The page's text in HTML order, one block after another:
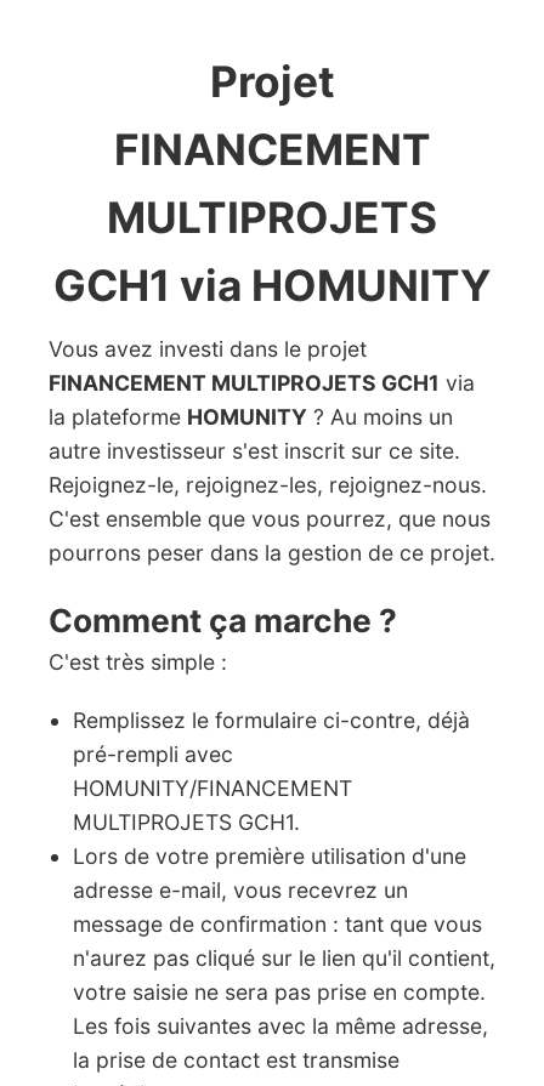
Projet
FINANCEMENT
MULTIPROJETS
GCH1 via HOMUNITY
Vous avez investi dans le projet
FINANCEMENT MULTIPROJETS GCH1 via
la plateforme HOMUNITY ? Au moins un
autre investisseur s'est inscrit sur ce site.
Rejoignez-le, rejoignez-les, rejoignez-nous.
C'est ensemble que vous pourrez, que nous
pourrons peser dans la gestion de ce projet.
Comment ça marche ?
C'est très simple :
Remplissez le formulaire ci-contre, déjà
pré-rempli avec
HOMUNITY/FINANCEMENT
MULTIPROJETS GCH1.
Lors de votre première utilisation d'une
adresse e-mail, vous recevrez un
message de confirmation : tant que vous
n'aurez pas cliqué sur le lien qu'il contient,
votre saisie ne sera pas prise en compte.
Les fois suivantes avec la même adresse,
la prise de contact est transmise